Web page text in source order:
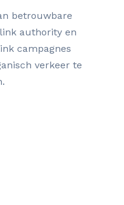
betrouwbare
authority en
campagnes
verkeer te